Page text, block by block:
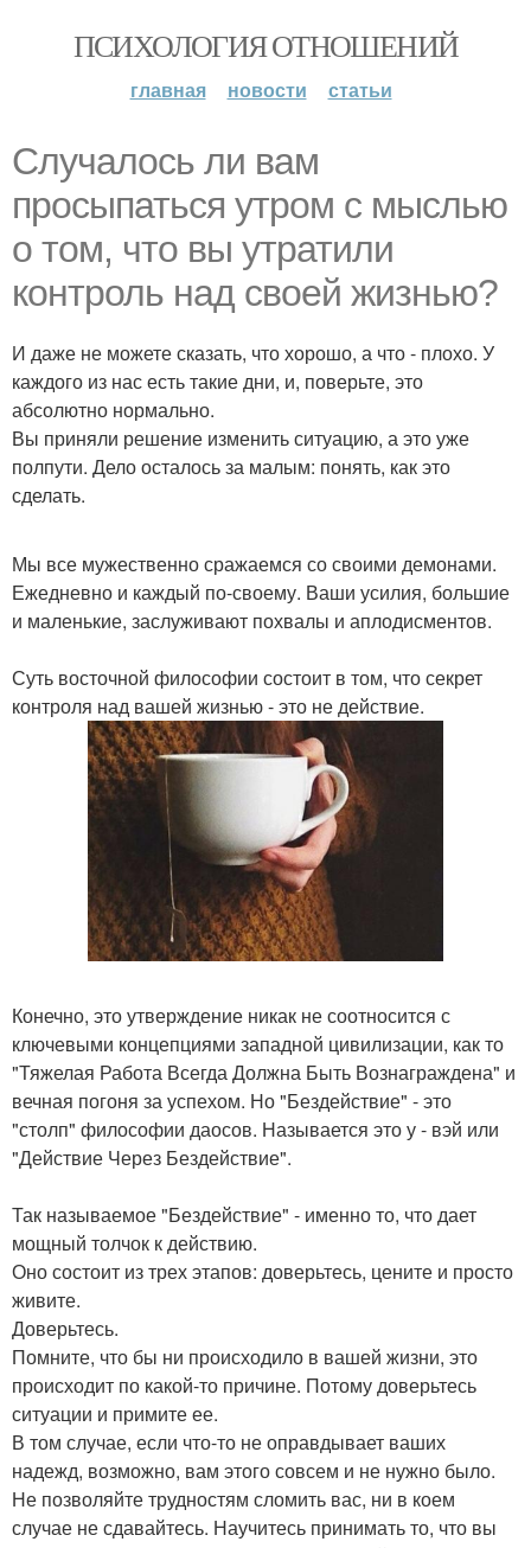
ПСИХОЛОГИЯ ОТНОШЕНИЙ
главная новости статьи
Случалось ли вам
просыпаться утром с мыслью
о том, что вы утратили
контроль над своей жизнью?
И даже не можете сказать, что хорошо, а что - плохо. У
каждого из нас есть такие дни, и, поверьте, это
абсолютно нормально.
Вы приняли решение изменить ситуацию, а это уже
полпути. Дело осталось за малым: понять, как это
сделать.
Мы все мужественно сражаемся со своими демонами.
Ежедневно и каждый по-своему. Ваши усилия, большие
и маленькие, заслуживают похвалы и аплодисментов.
Суть восточной философии состоит в том, что секрет
контроля над вашей жизнью - это не действие.
Конечно, это утверждение никак не соотносится с
ключевыми концепциями западной цивилизации, как то
"Тяжелая Работа Всегда Должна Быть Вознаграждена" и
вечная погоня за успехом. Но "Бездействие" - это
"столп" философии даосов. Называется это у - вэй или
"Действие Через Бездействие".
Так называемое "Бездействие" - именно то, что дает
мощный толчок к действию.
Оно состоит из трех этапов: доверьтесь, цените и просто
живите.
Доверьтесь.
Помните, что бы ни происходило в вашей жизни, это
происходит по какой-то причине. Потому доверьтесь
ситуации и примите ее.
В том случае, если что-то не оправдывает ваших
надежд, возможно, вам этого совсем и не нужно было.
Не позволяйте трудностям сломить вас, ни в коем
случае не сдавайтесь. Научитесь принимать то, что вы